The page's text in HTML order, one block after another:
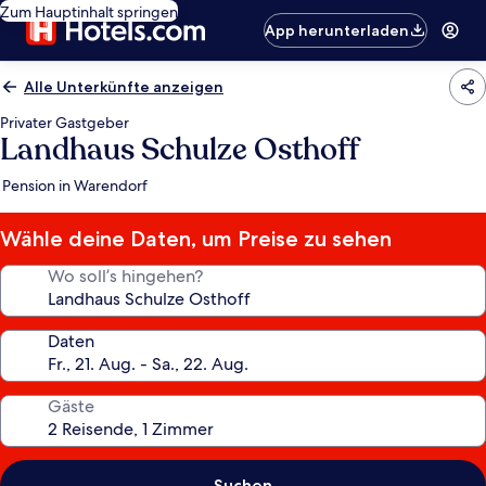
Zum Hauptinhalt springen
App herunterladen
Alle Unterkünfte anzeigen
Privater Gastgeber
Landhaus Schulze Osthoff
Pension in Warendorf
Wähle deine Daten, um Preise zu sehen
Wo soll’s hingehen?
Daten
Gäste